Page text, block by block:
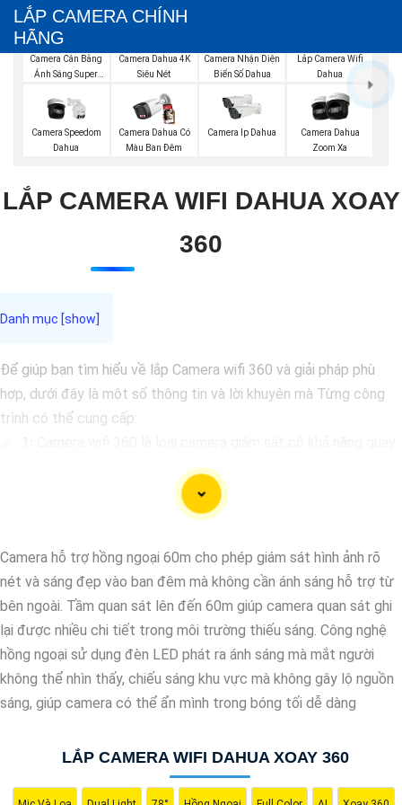
LẮP CAMERA CHÍNH
HÃNG
Camera Cân Bằng
Ánh Sáng Super
Camera Dahua 4K
Siêu Nét
Camera Nhận Diện
Biển Số Dahua
Lắp Camera Wifi
Dahua
Camera Speedom
Dahua
Camera Dahua Có
Màu Ban Đêm
Camera Ip Dahua
Camera Dahua
Zoom Xa
LẮP CAMERA WIFI DAHUA XOAY
360
Để giúp bạn tìm hiểu về lắp Camera wifi 360 và giải pháp phù
hợp, dưới đây là một số thông tin và lời khuyên mà Từng công
trình có thể cung cấp:
quét 360 độ, cho phép bạn theo dõi mọi góc cạnh trong một
không gian một cách linh hoạt và toàn diện.
Khi lựa chọn Camera wifi 360, bạn cần 🕎
xoay ngang, dọc, chất lượng kết nối wifi, tính năng cảnh báo khi
phát hiện chuyển động, đèn hồng ngoại cho đèn ban đêm, và khả
năng lưu trữ hình ảnh/video.
👍3:Giải pháp lắp đặt Camera wifi 360 phù hợp sẽ phụ thuộc
vào nhu cầu cụ thể của bạn, ví dụ như giám sát gia đình, văn
phòng, cửa hàng, hay nơi công cộng. Bạn cần xác định vị trí lắp
đặt, số lượng camera cần thiết, và tính năng mà bạn mong
Trước khi mua và lắp đặt Camera wifi 360, bạn nên tìm
hiểu kỹ về các sản phẩm có sẵn trên thị trường, đánh giá từ
Camera hỗ trợ hồng ngoại 60m cho phép giám sát hình ảnh rõ
nét và sáng đẹp vào ban đêm mà không cần ánh sáng hỗ trợ từ
bên ngoài. Tầm quan sát lên đến 60m giúp camera quan sát ghi
lại được nhiều chi tiết trong môi trường thiếu sáng. Công nghệ
hồng ngoại sử dụng đèn LED phát ra ánh sáng mà mắt người
không thể nhìn thấy, chiếu sáng khu vực mà không gây lộ nguồn
sáng, giúp camera có thể ẩn mình trong bóng tối dễ dàng
LẮP CAMERA WIFI DAHUA XOAY 360